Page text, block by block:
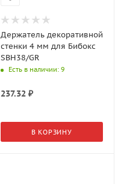
Держатель декоративной
стенки 4 мм для Бибокс
SBH38/GR
Есть в наличии: 9
237.32₽
В КОРЗИНУ